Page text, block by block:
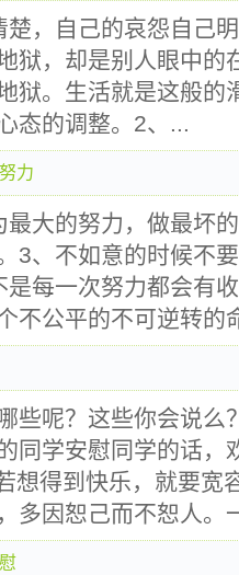
，自己的哀怨自己
狱，却是别人眼中的
狱。生活就是这般的
态的调整。2、...
力
大的努力，做最坏
3、不如意的时候不
每一次努力都会有
不公平的不可逆转的
些呢？这些你会说么
同学安慰同学的话，
想得到快乐，就要宽
多因恕己而不恕人。